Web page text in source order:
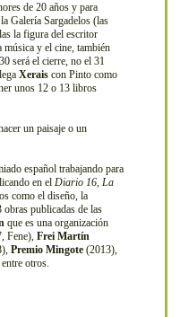
de 20 años y para
Galería Sargadelos (las
la figura del escritor
y el cine, también
será el cierre, no el 31
Xerais con Pinto como
unos 12 o 13 libros
un paisaje o un
español trabajando para
en el Diario 16, La
como el diseño, la
publicadas de las
que es una organización
Fene), Frei Martín
Premio Mingote (2013),
otros.